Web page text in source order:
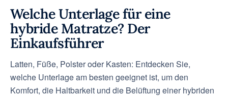
Kaufberatung
Welche Unterlage für eine
hybride Matratze? Der
Einkaufsführer
Latten, Füße, Polster oder Kasten: Entdecken Sie,
welche Unterlage am besten geeignet ist, um den
Komfort, die Haltbarkeit und die Belüftung einer hybriden